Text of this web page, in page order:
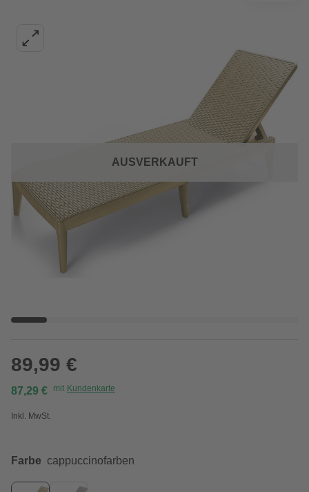
AUSVERKAUFT
89,99 €
87,29 € mit Kundenkarte
Inkl. MwSt.
Farbe cappuccinofarben